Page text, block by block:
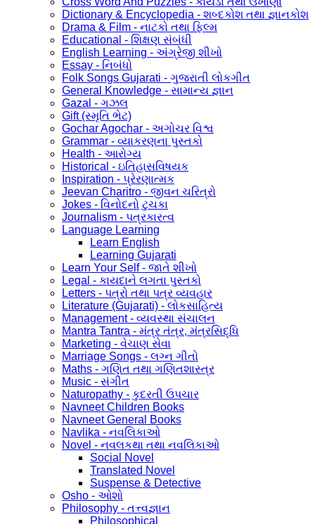
Dictionary & Encyclopedia - શબ્દકોશ તથા જ્ઞાનકોશ
Drama & Film - નાટકો તથા ફિલ્મ
Educational - શિક્ષણ સંબંધી
English Learning - અંગ્રેજી શીખો
Essay - નિબંધો
Folk Songs Gujarati - ગુજરાતી લોકગીત
General Knowledge - સામાન્ય જ્ઞાન
Gazal - ગઝલ
Gift (સ્મૃતિ ભેટ)
Gochar Agochar - અગોચર વિશ્વ
Grammar - વ્યાકરણના પુસ્તકો
Health - આરોગ્ય
Historical - ઇતિહાસવિષયક
Inspiration - પ્રેરણાત્મક
Jeevan Charitro - જીવન ચરિત્રો
Jokes - વિનોદનો ટુચકા
Journalism - પત્રકારત્વ
Language Learning
Learn English
Learning Gujarati
Learn Your Self - જાતે શીખો
Legal - કાયદાને લગતા પુસ્તકો
Letters - પત્રો તથા પત્ર વ્યવહાર
Literature (Gujarati) - લોકસાહિત્ય
Management - વ્યવસ્થા સંચાલન
Mantra Tantra - મંત્ર તંત્ર, મંત્રસિદ્ધિ
Marketing - વેચાણ સેવા
Marriage Songs - લગ્ન ગીતો
Maths - ગણિત તથા ગણિતશાસ્ત્ર
Music - સંગીત
Naturopathy - કુદરતી ઉપચાર
Navneet Children Books
Navneet General Books
Navlika - નવલિકાઓ
Novel - નવલકથા તથા નવલિકાઓ
Social Novel
Translated Novel
Suspense & Detective
Osho - ઓશો
Philosophy - તત્ત્વજ્ઞાન
Philosophical